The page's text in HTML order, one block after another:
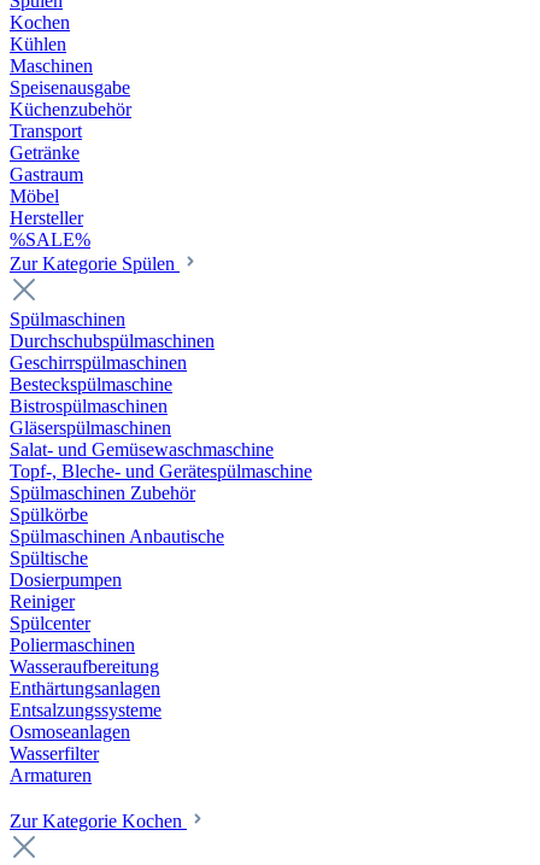
Kochen
Kühlen
Maschinen
Speisenausgabe
Küchenzubehör
Transport
Getränke
Gastraum
Möbel
Hersteller
%SALE%
Zur Kategorie Spülen
Spülmaschinen
Durchschubspülmaschinen
Geschirrspülmaschinen
Besteckspülmaschine
Bistrospülmaschinen
Gläserspülmaschinen
Salat- und Gemüsewaschmaschine
Topf-, Bleche- und Gerätespülmaschine
Spülmaschinen Zubehör
Spülkörbe
Spülmaschinen Anbautische
Spültische
Dosierpumpen
Reiniger
Spülcenter
Poliermaschinen
Wasseraufbereitung
Enthärtungsanlagen
Entsalzungssysteme
Osmoseanlagen
Wasserfilter
Armaturen
Zur Kategorie Kochen